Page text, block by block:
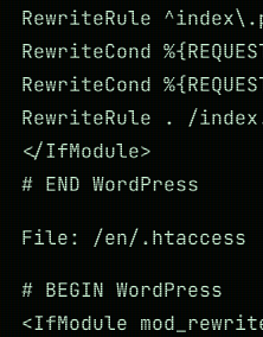
RewriteRule
RewriteCond
RewriteCond
RewriteRule . /
</IfModule>
# END WordPress
File: /en/.htaccess
# BEGIN WordPress
<IfModule